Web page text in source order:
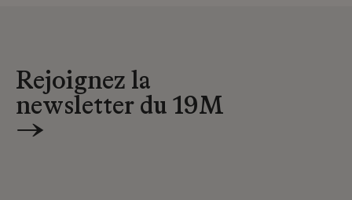
Rejoignez la
newsletter du 19M
→